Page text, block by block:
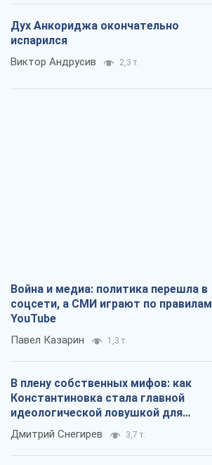
Дух Анкориджа окончательно
испарился
Виктор Андрусив 2,3 т.
Война и медиа: политика перешла в
соцсети, а СМИ играют по правилам
YouTube
Павел Казарин 1,3 т.
В плену собственных мифов: как
Константиновка стала главной
идеологической ловушкой для
российских оккупантов
Дмитрий Снегирев 3,7 т.